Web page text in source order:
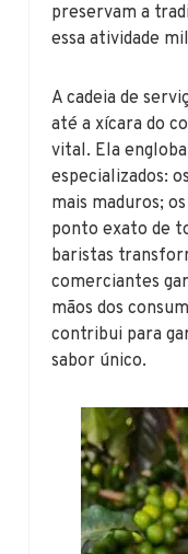
preservam a
essa atividade
A cadeia de
até a xícara do
vital. Ela
especializados:
mais maduros;
ponto exato de
baristas
comerciantes
mãos dos
contribui para
sabor único.